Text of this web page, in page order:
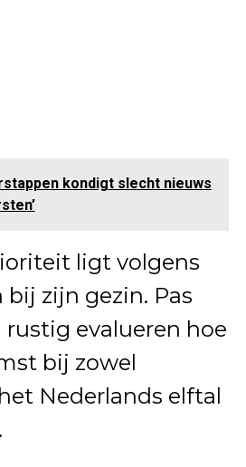
kondigt slecht nieuws
ligt volgens
bij zijn gezin. Pas
evalueren hoe
bij zowel
Nederlands elftal